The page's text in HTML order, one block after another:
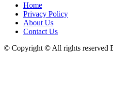
Home
Privacy Policy
About Us
Contact Us
© Copyright © All rights reserved